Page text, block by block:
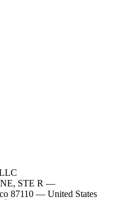
STE R —
87110 — United States